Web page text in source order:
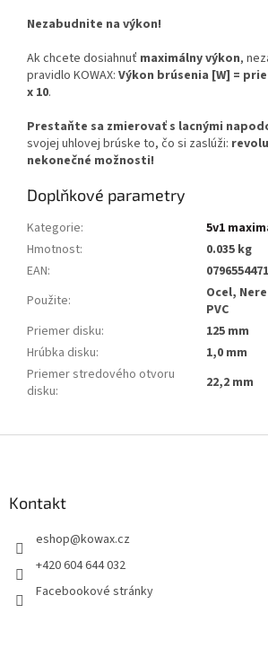
Nezabudnite na výkon!
Ak chcete dosiahnuť maximálny výkon,
pravidlo KOWAX: Výkon brúsenia [W] =
x 10.
Prestaňte sa zmierovať s lacnými
svojej uhlovej brúske to, čo si zaslúži:
nekonečné možnosti!
Doplňkové parametry
Kategorie:
5v1
Hmotnost:
0.035 kg
EAN:
Použite:
Ocel,
PVC
Priemer disku:
125 mm
Hrúbka disku:
1,0 mm
Priemer stredového otvoru
disku: 22,2 mm
Kontakt
eshop@kowax.cz
+420 604 644 032
Facebookové stránky